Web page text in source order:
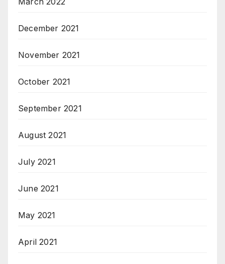
December 2021
November 2021
October 2021
September 2021
August 2021
July 2021
June 2021
May 2021
April 2021